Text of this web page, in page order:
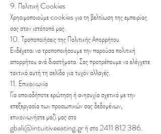
9. Πολιτική Cookies
Χρησιμοποιούμε cookies για τη βελτίωση της εμπειρίας
σας στον ιστότοπό μας.
10. Τροποποιήσεις της Πολιτικής Απορρήτου
Ενδέχεται να τροποποιήσουμε την παρούσα πολιτική
απορρήτου ανά διαστήματα. Σας προτρέπουμε να ελέγχετε
τακτικά αυτή τη σελίδα για τυχόν αλλαγές.
11. Επικοινωνία
Για οποιαδήποτε ερώτηση ή ανησυχία σχετικά με την
επεξεργασία των προσωπικών σας δεδομένων,
επικοινωνήστε μαζί μας στο
gbali@intuitiveeating.grή στο2411 812 386.